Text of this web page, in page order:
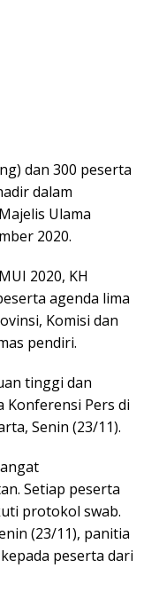
dan 300 peserta
dalam
Ulama
2020.
2020, KH
agenda lima
Komisi dan
pendiri.
tinggi dan
Konferensi Pers di
Senin (23/11).
Setiap peserta
protokol swab.
(23/11), panitia
peserta dari